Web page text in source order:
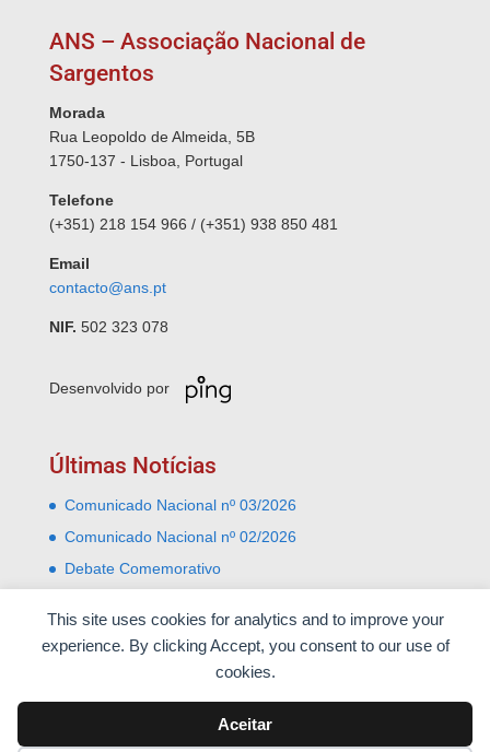
This site uses cookies for analytics and to improve your
experience. By clicking Accept, you consent to our use of
cookies.
Aceitar
ANS – Associação Nacional de
Sargentos
Morada
Rua Leopoldo de Almeida, 5B
1750-137 - Lisboa, Portugal
Telefone
(+351) 218 154 966 / (+351) 938 850 481
Email
contacto@ans.pt
NIF. 502 323 078
Desenvolvido por
Últimas Notícias
Comunicado Nacional nº 03/2026
Comunicado Nacional nº 02/2026
Debate Comemorativo
Almoço comemorativo do 52º aniversário do 25 de
Abril